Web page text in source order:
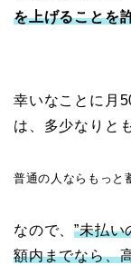
を上げることを
幸いなことに月
は、多少なりと
普通の人ならもっと
なので、”未払
額内までなら、